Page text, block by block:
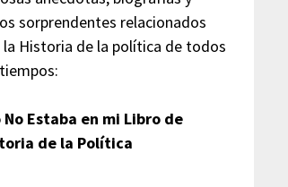
sorprendentes relacionados
la Historia de la política de todos
No Estaba en mi Libro de
de la Política